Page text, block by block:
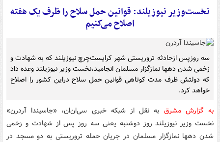
نخست‌وزیر نیوزیلند: قوانین حمل سلاح را ظرف یک هفته
اصلاح می‌کنیم
سه روزپس ازحادثه تروریستی شهر کرایست‌چرچ نیوزیلند که به شهادت و
زخمی شدن دهها نمازگزار مسلمان انجامید،نخست وزیر نیوزیلند وعده داد
که دولتش ظرف مدت کوتاهی قوانین حمل سلاح دراین کشور را اصلاح
خواهد کرد.
به گزارش مشرق به نقل از شبکه خبری سی‌ان‌ان، «جاسیندا آردرن»
نخست وزیر نیوزیلند روز دوشنبه یعنی سه روز پس از شهادت و زخمی
شدن دهها نمازگزار مسلمان در جریان حمله تروریستی به دو مسجد در